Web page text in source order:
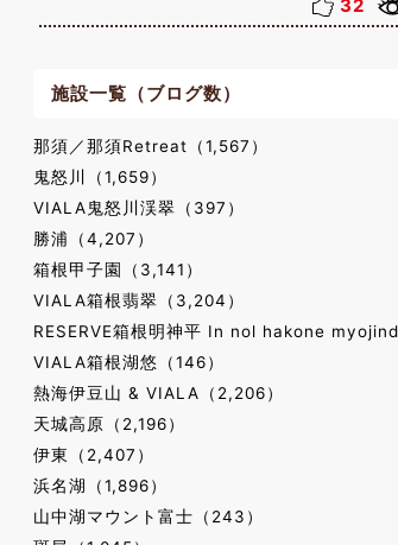
32
施設一覧（ブログ数）
那須／那須Retreat（1,567）
鬼怒川（1,659）
VIALA鬼怒川渓翠（397）
勝浦（4,207）
箱根甲子園（3,141）
VIALA箱根翡翠（3,204）
RESERVE箱根明神平 In nol hakone
VIALA箱根湖悠（146）
熱海伊豆山 & VIALA（2,206）
天城高原（2,196）
伊東（2,407）
浜名湖（1,896）
山中湖マウント富士（243）